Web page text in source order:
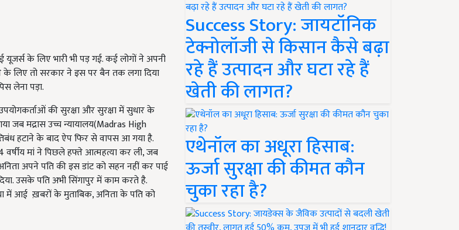
के लिए भारी भी पड़ गई. कई लोगों ने अपनी
के लिए तो सरकार ने इस पर बैन तक लगा दिया
लेना पड़ा.
की सुरक्षा और सुरक्षा में सुधार के
जब मद्रास उच्च न्यायालय(Madras High
हटाने के बाद ऐप फिर से वापस आ गया है.
वर्षीय मां ने पिछले हफ्ते आत्महत्या कर ली, जब
अनिता अपने पति की इस डांट को सहन नहीं कर पाई
उसके पति अभी सिंगापुर में काम करते है.
में आई ख़बरों के मुताबिक, अनिता के पति को
Success Story: जायटॉनिक
टेक्नोलॉजी से किसान कैसे बढ़ा
रहे हैं उत्पादन और घटा रहे हैं
खेती की लागत?
एथेनॉल का अधूरा हिसाब:
ऊर्जा सुरक्षा की कीमत कौन
चुका रहा है?